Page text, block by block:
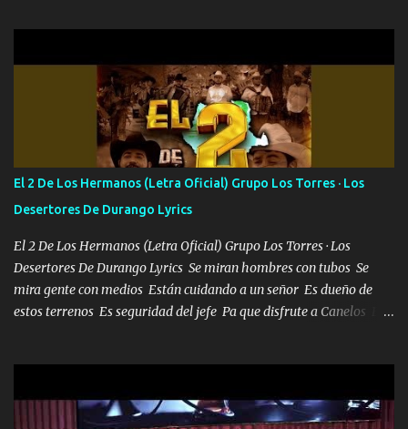
camisa es color Verde y peleam0s la Bandera por todita a la ciudad
con los drones patrullando la Frontera De Tijuana Bulevares
Bellas Artes me ve en las blancas ya hace falta mi APA FLACO
verde se le extraña pa que sepan Aquí Pura GENTE DE LA RANA 🐸
POR CLAVE ES EL CALI 4 EN LA CIUDAD TIJUANA Música Al
tirante andamos mi carnal atento a cualquier necesidad no porque
se ve limpio el camino nos confiamos al andar y nunca con la
misma piedra me vuelvo a tropezar Cuando ando de enamorado
en corto me tiró a per...
El 2 De Los Hermanos (Letra Oficial) Grupo Los Torres · Los
Desertores De Durango Lyrics
El 2 De Los Hermanos (Letra Oficial) Grupo Los Torres · Los
Desertores De Durango Lyrics Se miran hombres con tubos Se
mira gente con medios Están cuidando a un señor Es dueño de
estos terrenos Es seguridad del jefe Pa que disfrute a Canelos Es
ni tampoco las mujeres porque es platica de grandes por eso hay
que estar alegres doy las instrucciones para atender los deberes